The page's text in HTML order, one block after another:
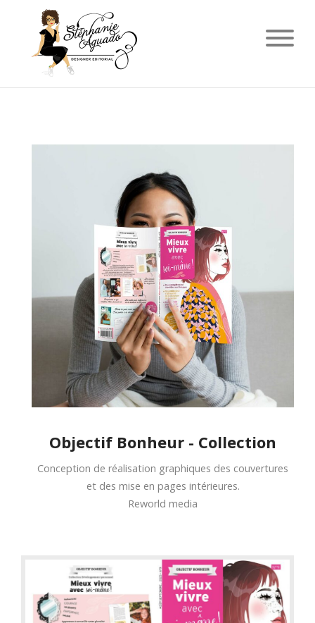
Objectif Bonheur - Collection
Conception de réalisation graphiques des couvertures
et des mise en pages intérieures.
Reworld media